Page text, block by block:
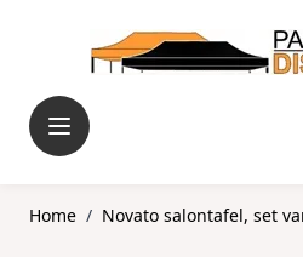
Home / Novato salontafel, set